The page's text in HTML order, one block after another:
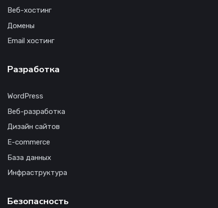
Веб-хостинг
Домены
Email хостинг
Разработка
WordPress
Веб-разработка
Дизайн сайтов
E-commerce
База данных
Инфраструктура
Безопасность